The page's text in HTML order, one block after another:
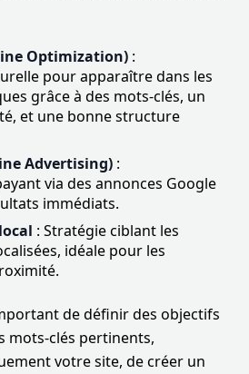
Optimization) :
pour apparaître dans les
grâce à des mots-clés, un
et une bonne structure
Advertising) :
via des annonces Google
immédiats.
: Stratégie ciblant les
idéale pour les
de définir des objectifs
mots-clés pertinents,
votre site, de créer un